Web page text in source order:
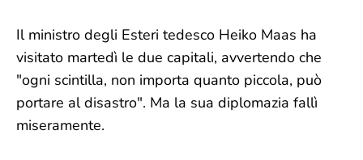
Il ministro degli Esteri tedesco Heiko Maas ha
visitato martedì le due capitali, avvertendo che
"ogni scintilla, non importa quanto piccola, può
portare al disastro". Ma la sua diplomazia fallì
miseramente.